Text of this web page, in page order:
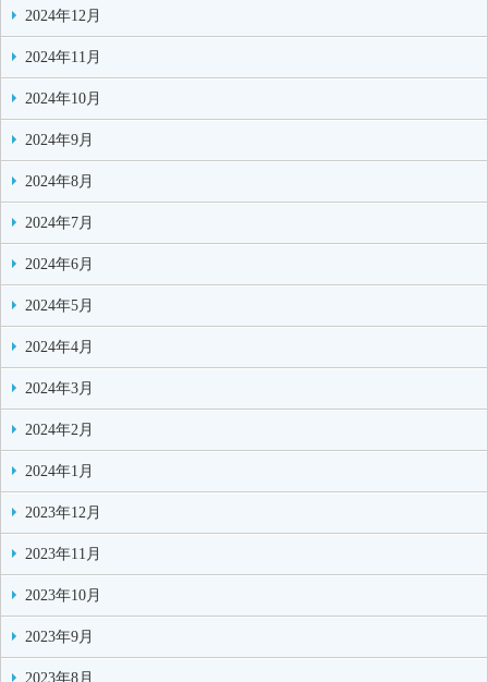
2024年12月
2024年11月
2024年10月
2024年9月
2024年8月
2024年7月
2024年6月
2024年5月
2024年4月
2024年3月
2024年2月
2024年1月
2023年12月
2023年11月
2023年10月
2023年9月
2023年8月